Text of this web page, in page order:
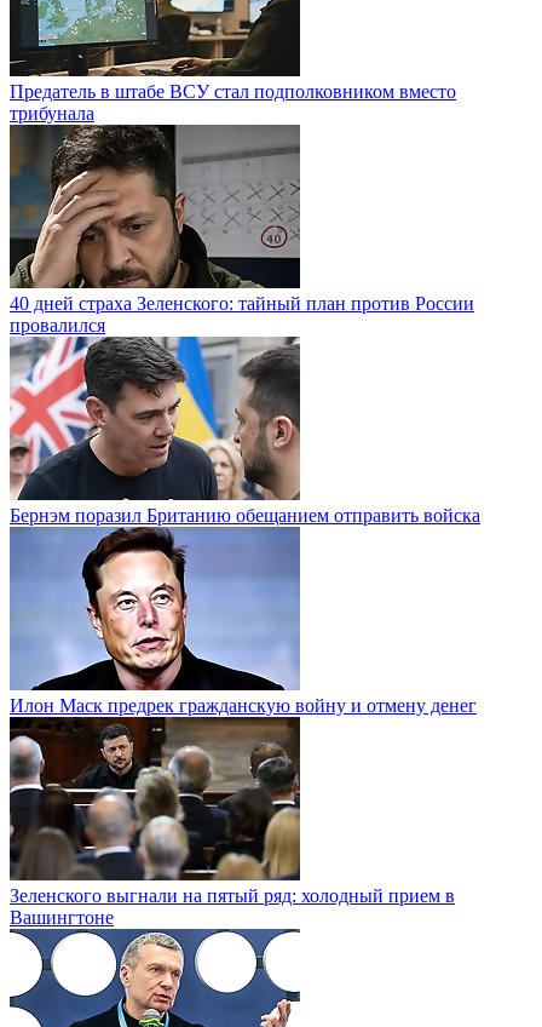
Предатель в штабе ВСУ стал подполковником вместо
трибунала
40 дней страха Зеленского: тайный план против России
провалился
Бернэм поразил Британию обещанием отправить войска
Илон Маск предрек гражданскую войну и отмену денег
Зеленского выгнали на пятый ряд: холодный прием в
Вашингтоне